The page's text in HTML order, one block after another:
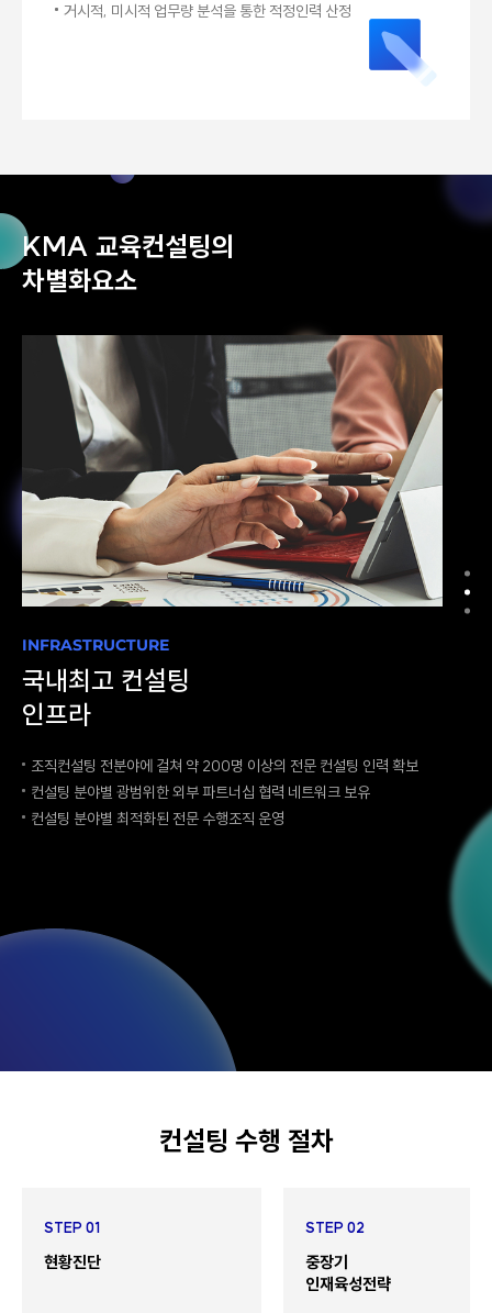
거시적, 미시적 업무량 분석을 통한 적정인력 산정
KMA 교육컨설팅의
차별화요소
국내최고 컨설팅
INFRASTRUCTURE
국내최고 컨설팅
인프라
조직컨설팅 전분야에 걸쳐 약 200명 이상의 전문 컨설팅 인력 확보
컨설팅 분야별 광범위한 외부 파트너십 협력 네트워크 보유
컨설팅 분야별 최적화된 전문 수행조직 운영
컨설팅 수행 절차
STEP 01
현황진단
STEP 02
중장기
인재육성전략